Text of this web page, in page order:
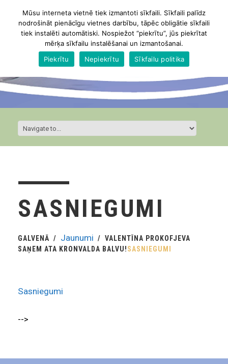
SASNIEGUMI
GALVENĀ Jaunumi
VALENTĪNA PROKOFJEVA
SAŅEM ATA KRONVALDA BALVU!SASNIEGUMI
Sasniegumi
-->
Mūsu interneta vietnē tiek izmantoti sīkfaili. Sīkfaili palīdz
nodrošināt pienācīgu vietnes darbību, tāpēc obligātie sīkfaili
tiek instalēti automātiski. Nospiežot “piekrītu”, jūs piekrītat
mērķa sīkfailu instalēšanai un izmantošanai.
Piekrītu
Nepiekrītu Sīkfailu politika